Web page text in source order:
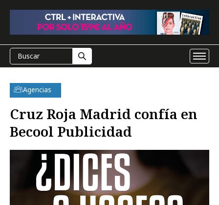
Agencias
Cruz Roja Madrid confía en
Becool Publicidad